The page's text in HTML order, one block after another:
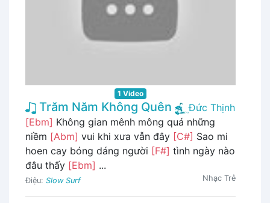
1 Video
Trăm Năm Không Quên
Đức Thịnh
[Ebm] Không gian mênh mông quá những
niềm [Abm] vui khi xưa vẫn đây [C#] Sao mi
hoen cay bóng dáng người [F#] tình ngày nào
đâu thấy [Ebm] ...
Điệu: Slow Surf Nhạc Trẻ